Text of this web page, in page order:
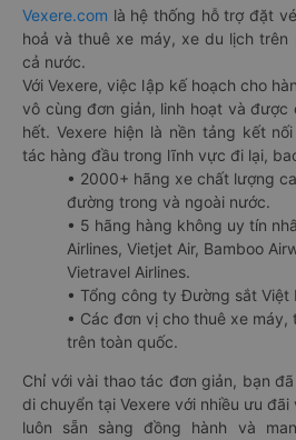
Vexere.com là hệ thống hỗ trợ đặt
hoả và thuê xe máy, xe du lịch trên
cả nước.
Với Vexere, việc lập kế hoạch cho
vô cùng đơn giản, linh hoạt và được
hết. Vexere hiện là nền tảng kết
tác hàng đầu trong lĩnh vực đi lại,
• 2000+ hãng xe chất lượng
đường trong và ngoài nước.
• 5 hãng hàng không uy tín
Airlines, Vietjet Air, Bamboo
Vietravel Airlines.
• Tổng công ty Đường sắt Việt
• Các đơn vị cho thuê xe máy,
trên toàn quốc.
Chỉ với vài thao tác đơn giản, bạn
di chuyển tại Vexere với nhiều ưu
luôn sẵn sàng đồng hành và